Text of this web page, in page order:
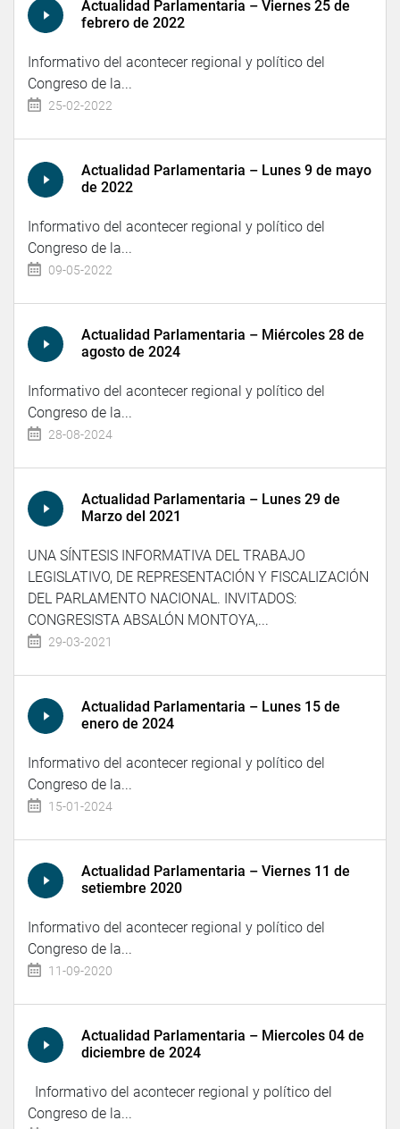
Actualidad Parlamentaria – Viernes 25 de
febrero de 2022
Informativo del acontecer regional y político del
Congreso de la...
25-02-2022
Actualidad Parlamentaria – Lunes 9 de mayo
de 2022
Informativo del acontecer regional y político del
Congreso de la...
09-05-2022
Actualidad Parlamentaria – Miércoles 28 de
agosto de 2024
Informativo del acontecer regional y político del
Congreso de la...
28-08-2024
Actualidad Parlamentaria – Lunes 29 de
Marzo del 2021
UNA SÍNTESIS INFORMATIVA DEL TRABAJO
LEGISLATIVO, DE REPRESENTACIÓN Y FISCALIZACIÓN
DEL PARLAMENTO NACIONAL. INVITADOS:
CONGRESISTA ABSALÓN MONTOYA,...
29-03-2021
Actualidad Parlamentaria – Lunes 15 de
enero de 2024
Informativo del acontecer regional y político del
Congreso de la...
15-01-2024
Actualidad Parlamentaria – Viernes 11 de
setiembre 2020
Informativo del acontecer regional y político del
Congreso de la...
11-09-2020
Actualidad Parlamentaria – Miercoles 04 de
diciembre de 2024
Informativo del acontecer regional y político del
Congreso de la...